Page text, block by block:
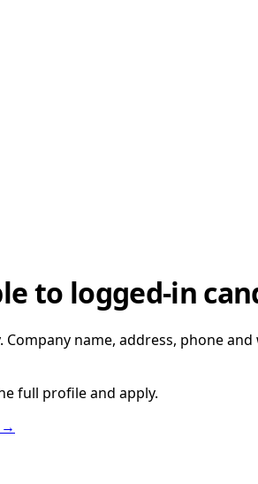
to logged-in
name, address, phone
full profile and apply.
→